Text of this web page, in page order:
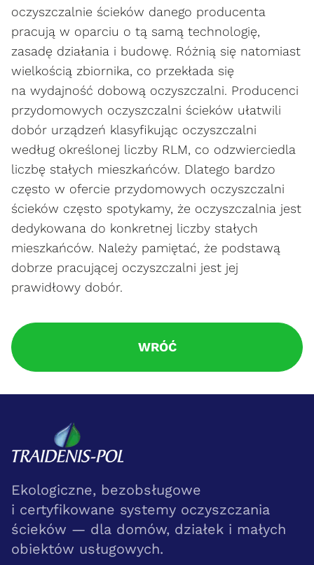
oczyszczalnie ścieków danego producenta
pracują w oparciu o tą samą technologię,
zasadę działania i budowę. Różnią się natomiast
wielkością zbiornika, co przekłada się
na wydajność dobową oczyszczalni. Producenci
przydomowych oczyszczalni ścieków ułatwili
dobór urządzeń klasyfikując oczyszczalni
według określonej liczby RLM, co odzwierciedla
liczbę stałych mieszkańców. Dlatego bardzo
często w ofercie przydomowych oczyszczalni
ścieków często spotykamy, że oczyszczalnia jest
dedykowana do konkretnej liczby stałych
mieszkańców. Należy pamiętać, że podstawą
dobrze pracującej oczyszczalni jest jej
prawidłowy dobór.
WRÓĆ
Ekologiczne, bezobsługowe
i certyfikowane systemy oczyszczania
ścieków — dla domów, działek i małych
obiektów usługowych.